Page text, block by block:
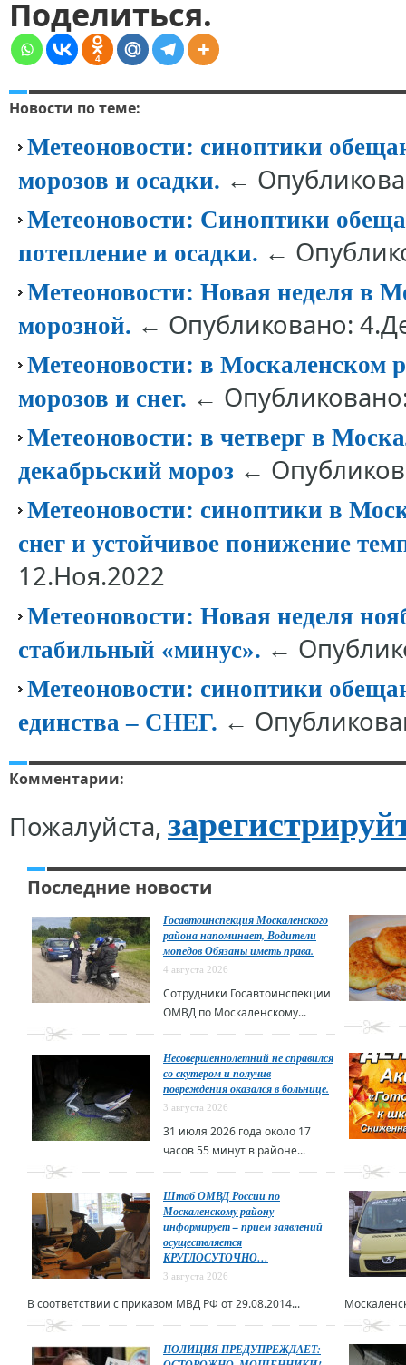
Поделиться.
4
Новости по теме:
Метеоновости: синоптики
морозов и осадки. ←
Метеоновости: Синоптики
потепление и осадки. ←
Метеоновости: Новая неделя в
морозной. ← Опубликовано:
Метеоновости: в Москаленском
морозов и снег. ←
Метеоновости: в четверг в
декабрьский мороз ←
Метеоновости: синоптики в
снег и устойчивое понижение
12.Ноя.2022
Метеоновости: Новая неделя
стабильный «минус». ←
Метеоновости: синоптики
единства – СНЕГ. ←
Комментарии:
Пожалуйста,
Последние новости
Госавтоинспекция Москаленского
района напоминает, Водители
мопедов Обязаны иметь права.
4 августа 2026
Сотрудники Госавтоинспекции
ОМВД по Москаленскому...
Несовершеннолетний не справился
со скутером и получив
повреждения оказался в больнице.
3 августа 2026
31 июля 2026 года около 17
часов 55 минут в районе...
Штаб ОМВД России по
Москаленскому району
информирует – прием заявлений
осуществляется
КРУГЛОСУТОЧНО…
3 августа 2026
В соответствии с приказом МВД РФ от 29.08.2014...
ПОЛИЦИЯ ПРЕДУПРЕЖДАЕТ: